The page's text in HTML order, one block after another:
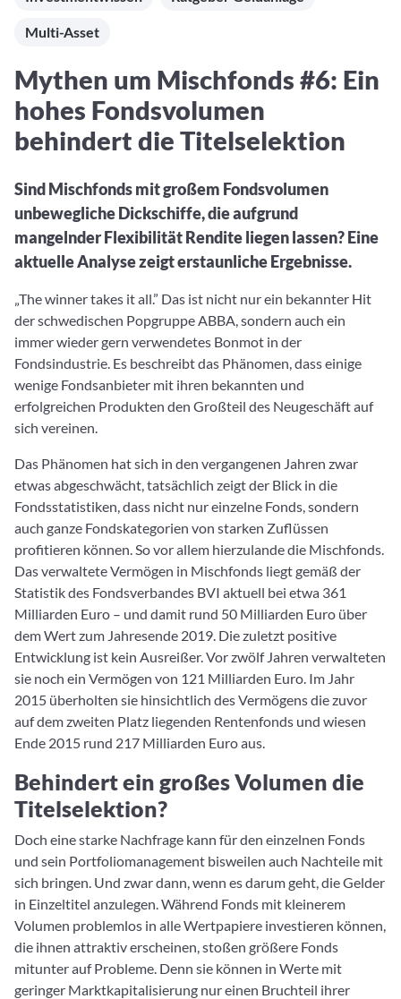
Fondswissen
investieren Sie richtig
Aktuelle Rankings und Beiträge zu den besten Fonds aus
Fondsvergleich
Übersichtlich bis zu 10 Fonds aus über 35.000
Produkten vergleichen
Hier sind Ihre gemerkten Produkte und aktiven
Preis-/Performance-Alarme
3. Investieren
Finanzdienstleister
Informationen und Beiträge unserer Partner-
Community-Partner
Informationen und Beiträge unserer Community-
Partner
Webinar verpasst? Hier gibt es Aufnahmen unserer
Online-Veranstaltungen.
Multi-Asset
Mythen um Mischfonds #6: Ein
hohes Fondsvolumen
behindert die Titelselektion
Sind Mischfonds mit großem Fondsvolumen
unbewegliche Dickschiffe, die aufgrund
mangelnder Flexibilität Rendite liegen lassen? Eine
aktuelle Analyse zeigt erstaunliche Ergebnisse.
„The winner takes it all.” Das ist nicht nur ein bekannter Hit
der schwedischen Popgruppe ABBA, sondern auch ein
immer wieder gern verwendetes Bonmot in der
Fondsindustrie. Es beschreibt das Phänomen, dass einige
wenige Fondsanbieter mit ihren bekannten und
erfolgreichen Produkten den Großteil des Neugeschäft auf
sich vereinen.
Das Phänomen hat sich in den vergangenen Jahren zwar
etwas abgeschwächt, tatsächlich zeigt der Blick in die
Fondsstatistiken, dass nicht nur einzelne Fonds, sondern
auch ganze Fondskategorien von starken Zuflüssen
profitieren können. So vor allem hierzulande die Mischfonds.
Das verwaltete Vermögen in Mischfonds liegt gemäß der
Statistik des Fondsverbandes BVI aktuell bei etwa 361
Milliarden Euro – und damit rund 50 Milliarden Euro über
dem Wert zum Jahresende 2019. Die zuletzt positive
Entwicklung ist kein Ausreißer. Vor zwölf Jahren verwalteten
sie noch ein Vermögen von 121 Milliarden Euro. Im Jahr
2015 überholten sie hinsichtlich des Vermögens die zuvor
auf dem zweiten Platz liegenden Rentenfonds und wiesen
Ende 2015 rund 217 Milliarden Euro aus.
Behindert ein großes Volumen die
Titelselektion?
Doch eine starke Nachfrage kann für den einzelnen Fonds
und sein Portfoliomanagement bisweilen auch Nachteile mit
sich bringen. Und zwar dann, wenn es darum geht, die Gelder
in Einzeltitel anzulegen. Während Fonds mit kleinerem
Volumen problemlos in alle Wertpapiere investieren können,
die ihnen attraktiv erscheinen, stoßen größere Fonds
mitunter auf Probleme. Denn sie können in Werte mit
geringer Marktkapitalisierung nur einen Bruchteil ihrer